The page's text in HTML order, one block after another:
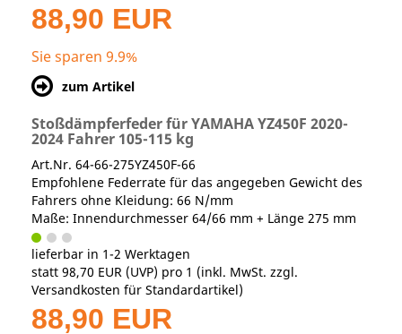
88,90 EUR
Sie sparen 9.9%
zum Artikel
Stoßdämpferfeder für YAMAHA YZ450F 2020-
2024 Fahrer 105-115 kg
Art.Nr. 64-66-275YZ450F-66
Empfohlene Federrate für das angegeben Gewicht des
Fahrers ohne Kleidung: 66 N/mm
Maße: Innendurchmesser 64/66 mm + Länge 275 mm
lieferbar in 1-2 Werktagen
statt 98,70 EUR (UVP) pro 1 (inkl. MwSt. zzgl.
Versandkosten für Standardartikel)
88,90 EUR